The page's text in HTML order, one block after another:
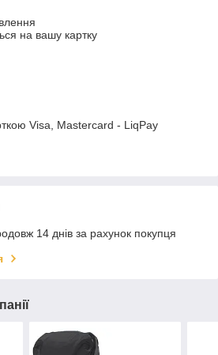
на вашу картку
Visa, Mastercard - LiqPay
14 днів за рахунок покупця